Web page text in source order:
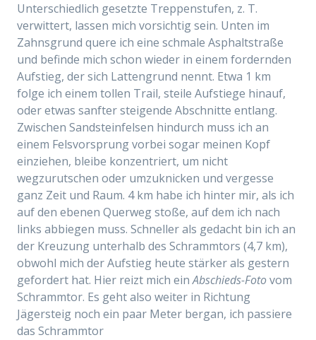
Unterschiedlich gesetzte Treppenstufen, z. T.
verwittert, lassen mich vorsichtig sein. Unten im
Zahnsgrund quere ich eine schmale Asphaltstraße
und befinde mich schon wieder in einem fordernden
Aufstieg, der sich Lattengrund nennt. Etwa 1 km
folge ich einem tollen Trail, steile Aufstiege hinauf,
oder etwas sanfter steigende Abschnitte entlang.
Zwischen Sandsteinfelsen hindurch muss ich an
einem Felsvorsprung vorbei sogar meinen Kopf
einziehen, bleibe konzentriert, um nicht
wegzurutschen oder umzuknicken und vergesse
ganz Zeit und Raum. 4 km habe ich hinter mir, als ich
auf den ebenen Querweg stoße, auf dem ich nach
links abbiegen muss. Schneller als gedacht bin ich an
der Kreuzung unterhalb des Schrammtors (4,7 km),
obwohl mich der Aufstieg heute stärker als gestern
gefordert hat. Hier reizt mich einAbschieds-Fotovom
Schrammtor. Es geht also weiter in Richtung
Jägersteig noch ein paar Meter bergan, ich passiere
das Schrammtor